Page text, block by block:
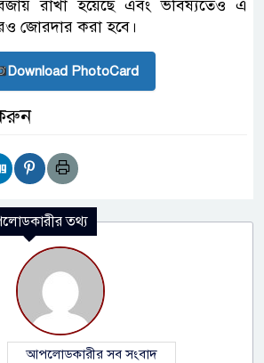
রাখা হয়েছে এবং ভবিষ্যতেও এ
জোরদার করা হবে।
Download PhotoCard
তথ্য
আপলোডকারীর সব সংবাদ